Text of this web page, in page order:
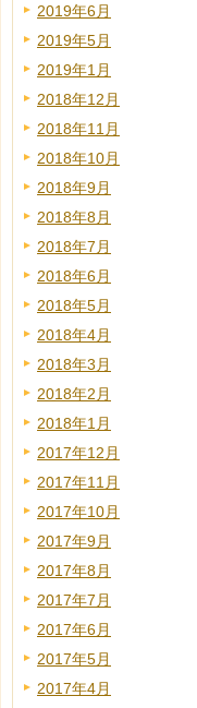
2019年6月
2019年5月
2019年1月
2018年12月
2018年11月
2018年10月
2018年9月
2018年8月
2018年7月
2018年6月
2018年5月
2018年4月
2018年3月
2018年2月
2018年1月
2017年12月
2017年11月
2017年10月
2017年9月
2017年8月
2017年7月
2017年6月
2017年5月
2017年4月